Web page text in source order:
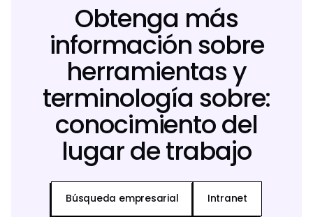
Obtenga más
información sobre
herramientas y
terminología sobre:
conocimiento del
lugar de trabajo
Búsqueda empresarial Intranet